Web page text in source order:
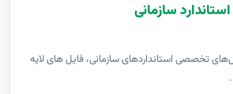
سازمانی
تخصصی استانداردهای سازمانی، فایل های لایه